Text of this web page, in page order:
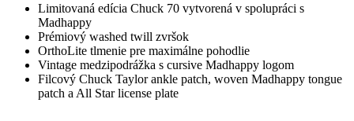
Limitovaná edícia Chuck 70 vytvorená v spolupráci s
Madhappy
Prémiový washed twill zvršok
OrthoLite tlmenie pre maximálne pohodlie
Vintage medzipodrážka s cursive Madhappy logom
Filcový Chuck Taylor ankle patch, woven Madhappy tongue
patch a All Star license plate